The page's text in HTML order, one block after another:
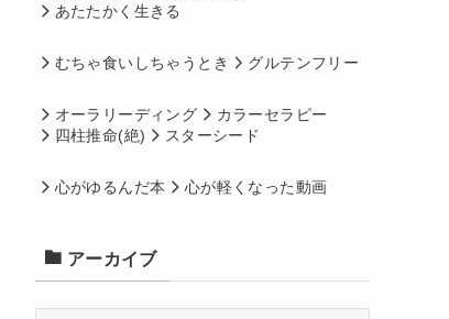
あたたかく生きる
むちゃ食いしちゃうとき グルテンフリー
オーラリーディング
カラーセラピー
四柱推命(絶)
スターシード
心がゆるんだ本 心が軽くなった動画
アーカイブ